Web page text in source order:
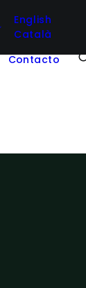
English
Català
Contacto